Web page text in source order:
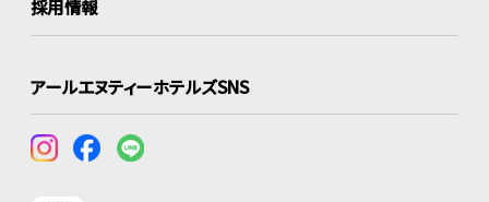
採用情報
アールエヌティーホテルズSNS